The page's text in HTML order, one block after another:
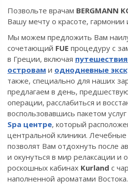
Позвольте врачам BERGMANN
Вашу мечту о красоте, гармонии
Мы можем предложить Вам
сочетающий FUE процедуру с
в Греции, включая
островам и однодневные
также, специально для наших
предлагаем в день,
операции, расслабиться и
воспользовавшись пакетом услуг
Spa центре, который
центральной клиники.
позволят Вам отдохнуть после
и окунуться в мир релаксации и
роскошных кабинах Kurland с
наполненной ароматами Востока.